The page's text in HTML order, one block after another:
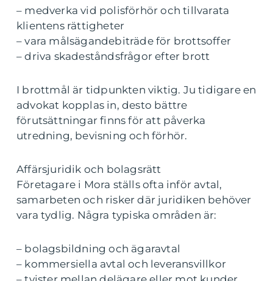
– medverka vid polisförhör och tillvarata
klientens rättigheter
– vara målsägandebiträde för brottsoffer
– driva skadeståndsfrågor efter brott
I brottmål är tidpunkten viktig. Ju tidigare en
advokat kopplas in, desto bättre
förutsättningar finns för att påverka
utredning, bevisning och förhör.
Affärsjuridik och bolagsrätt
Företagare i Mora ställs ofta inför avtal,
samarbeten och risker där juridiken behöver
vara tydlig. Några typiska områden är:
– bolagsbildning och ägaravtal
– kommersiella avtal och leveransvillkor